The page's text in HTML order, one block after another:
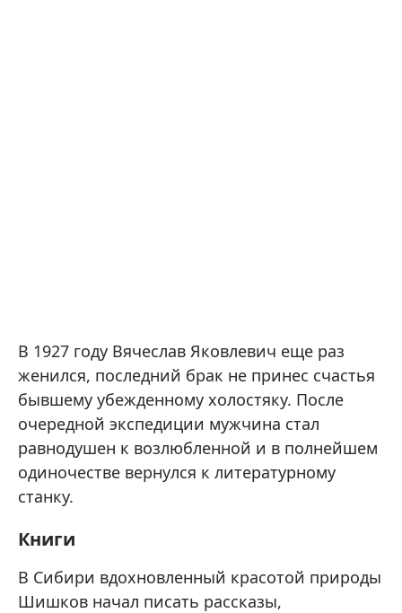
В 1927 году Вячеслав Яковлевич еще раз
женился, последний брак не принес счастья
бывшему убежденному холостяку. После
очередной экспедиции мужчина стал
равнодушен к возлюбленной и в полнейшем
одиночестве вернулся к литературному
станку.
Книги
В Сибири вдохновленный красотой природы
Шишков начал писать рассказы,